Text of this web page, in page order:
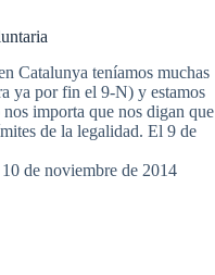
Catalunya teníamos muchas
ya por fin el 9-N) y estamos
nos importa que nos digan que
de la legalidad. El 9 de
10 de noviembre de 2014